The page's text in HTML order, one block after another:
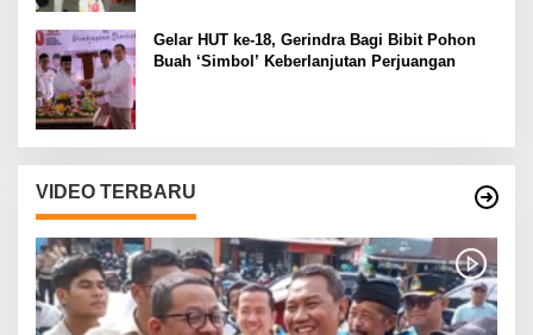
Gelar HUT ke-18, Gerindra Bagi Bibit Pohon
Buah ‘Simbol’ Keberlanjutan Perjuangan
VIDEO TERBARU